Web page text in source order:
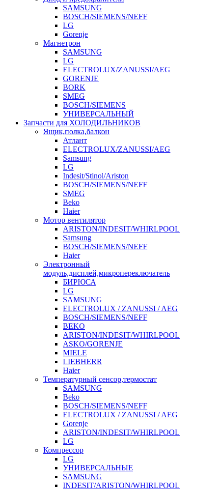
SAMSUNG
BOSCH/SIEMENS/NEFF
LG
Gorenje
Магнетрон
SAMSUNG
LG
ELECTROLUX/ZANUSSI/AEG
GORENJE
BORK
SMEG
BOSCH/SIEMENS
УНИВЕРСАЛЬНЫЙ
Запчасти для ХОЛОДИЛЬНИКОВ
Ящик,полка,балкон
Атлант
ELECTROLUX/ZANUSSI/AEG
Samsung
LG
Indesit/Stinol/Ariston
BOSCH/SIEMENS/NEFF
SMEG
Beko
Haier
Мотор вентилятор
ARISTON/INDESIT/WHIRLPOOL
Samsung
BOSCH/SIEMENS/NEFF
Haier
Электронный
модуль,дисплей,микропереключатель
БИРЮСА
LG
SAMSUNG
ELECTROLUX / ZANUSSI / AEG
BOSCH/SIEMENS/NEFF
BEKO
ARISTON/INDESIT/WHIRLPOOL
ASKO/GORENJE
MIELE
LIEBHERR
Haier
Температурный сенсор,термостат
SAMSUNG
Beko
BOSCH/SIEMENS/NEFF
ELECTROLUX / ZANUSSI / AEG
Gorenje
ARISTON/INDESIT/WHIRLPOOL
LG
Компрессор
LG
УНИВЕРСАЛЬНЫЕ
SAMSUNG
INDESIT/ARISTON/WHIRLPOOL